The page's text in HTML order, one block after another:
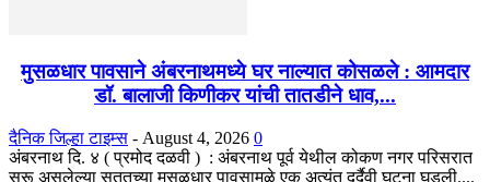
मुसळधार पावसाने अंबरनाथमध्ये घर नाल्यात कोसळले : आमदार
डॉ. बालाजी किणीकर यांची तातडीने धाव,...
दैनिक जिल्हा टाइम्स - August 4, 2026 0
अंबरनाथ दि. ४ ( प्रमोद दळवी ) : अंबरनाथ पूर्व येथील कोकण नगर परिसरात
सुरू असलेल्या सततच्या मुसळधार पावसामुळे एक अत्यंत दुर्दैवी घटना घडली....